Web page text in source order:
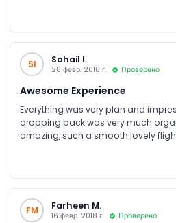
SI Sohail I.
28 февр. 2018 г. Проверено
Awesome Experience
Everything was very plan and
dropping back was very much
amazing, such a smooth lovely
rate as 5 star.
FM
Farheen M.
16 февр. 2018 г. Проверено